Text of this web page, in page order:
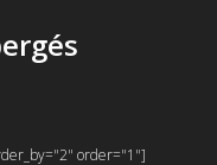
order="1"]